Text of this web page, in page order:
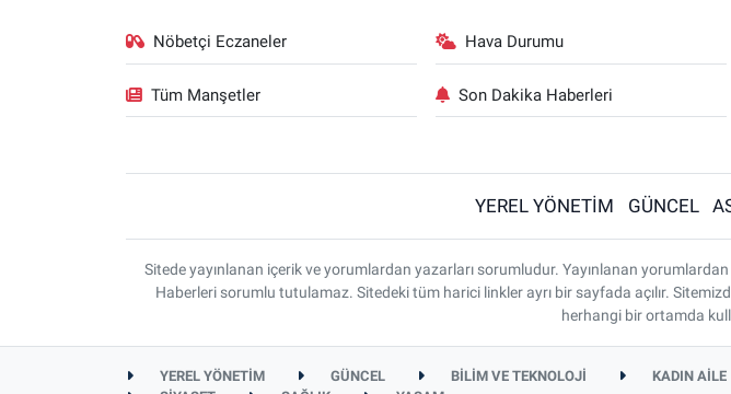
Nöbetçi Eczaneler Hava Durumu
Tüm Manşetler Son Dakika Haberleri
YEREL YÖNETİM GÜNCEL
Sitede yayınlanan içerik ve yorumlardan yazarları sorumludur. Yayınlanan
Haberleri sorumlu tutulamaz. Sitedeki tüm harici linkler ayrı bir sayfada açılır.
herhangi bir ortamda
YEREL YÖNETİM GÜNCEL BİLİM VE TEKNOLOJİ KADIN AİLE